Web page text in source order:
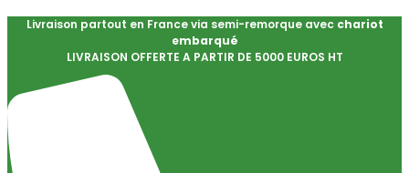
Livraison partout en France via semi-remorque avec chariot
embarqué
LIVRAISON OFFERTE A PARTIR DE 5000 EUROS HT